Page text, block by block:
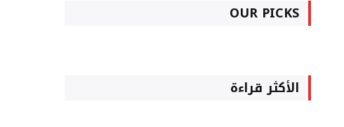
OUR PICKS
الأكثر قراءة